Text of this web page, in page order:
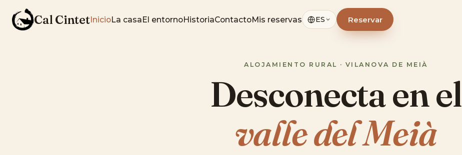
Cal CintetInicioLa casaEl entornoHistoriaContactoMis reservas ES Reservar
ALOJAMIENTO RURAL · VILANOVA DE MEIÀ
Desconecta en el
valle del Meià